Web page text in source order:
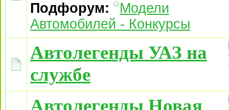
Подфорум:
Модели
Автомобилей - Конкурсы
Автолегенды УАЗ на
службе
Автолегенды Новая